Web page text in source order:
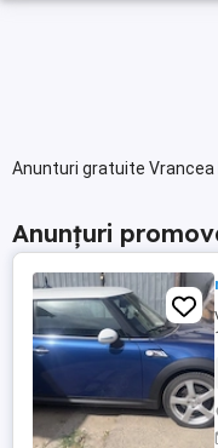
Anunturi gratuite Vrancea
Anunțuri